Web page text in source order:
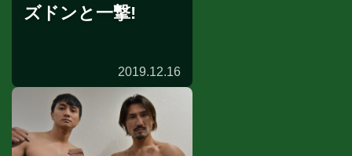
ズドンと一撃!
2019.12.16